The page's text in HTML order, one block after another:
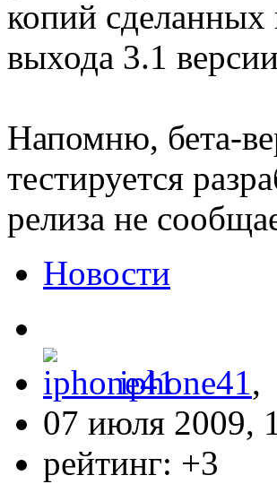
копий
выхода 3.1
Напомню, бета-
тестируется
релиза не
Новости
iphone41,
07 июля 2009,
рейтинг: +3